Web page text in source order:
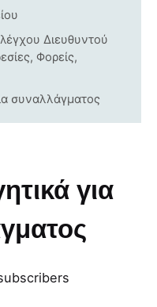
Διευθυντού
Φορείς,
συναλλάγματος
για